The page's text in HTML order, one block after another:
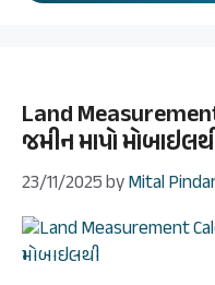
Land
જમીન માપો
23/11/2025byMital